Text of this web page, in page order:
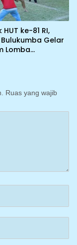
ke-81 RI,
Gelar
Lomba
Ruas yang wajib